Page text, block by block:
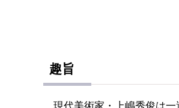
趣旨
現代美術家・上嶋秀俊は一